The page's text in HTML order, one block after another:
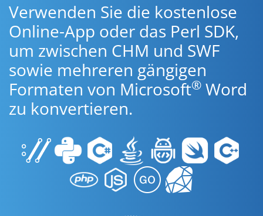
Verwenden Sie die kostenlose
Online-App oder das Perl SDK,
um zwischen CHM und SWF
sowie mehreren gängigen
Formaten von Microsoft® Word
zu konvertieren.